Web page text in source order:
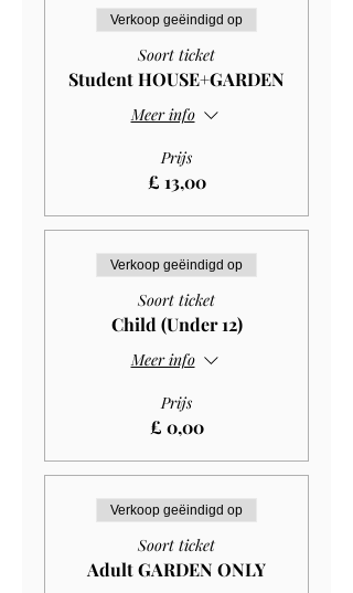
Verkoop geëindigd op
Soort ticket
Student HOUSE+GARDEN
Meer info
Prijs
£ 13,00
Verkoop geëindigd op
Soort ticket
Child (Under 12)
Meer info
Prijs
£ 0,00
Verkoop geëindigd op
Soort ticket
Adult GARDEN ONLY